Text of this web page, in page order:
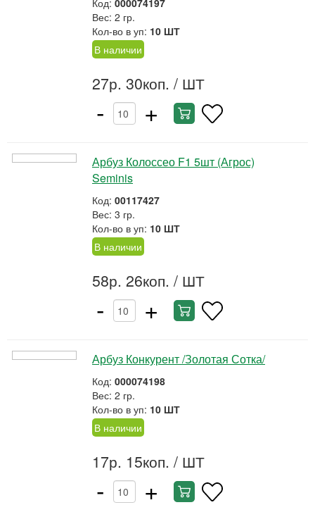
Код: 000074197
Вес: 2 гр.
Кол-во в уп: 10 ШТ
В наличии
27р. 30коп. / ШТ
- +
Арбуз Колоссео F1 5шт (Агрос)
Seminis
Код: 00117427
Вес: 3 гр.
Кол-во в уп: 10 ШТ
В наличии
58р. 26коп. / ШТ
- +
Арбуз Конкурент /Золотая Сотка/
Код: 000074198
Вес: 2 гр.
Кол-во в уп: 10 ШТ
В наличии
17р. 15коп. / ШТ
- +